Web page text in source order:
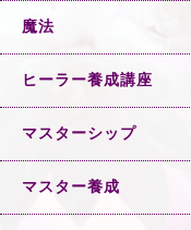
魔法
ヒーラー養成講座
マスターシップ
マスター養成